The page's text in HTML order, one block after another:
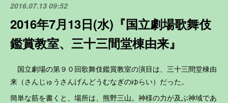
2016.07.13 09:52
2016年7月13日(水)『国立劇場歌舞伎
鑑賞教室、三十三間堂棟由来』
国立劇場の第９０回歌舞伎鑑賞教室の演目は、三十三間堂棟由
来（さんじゅうさんげんどうむなぎのゆらい）だった。
簡単な筋を書くと、場所は、熊野三山。神様の力が及ぶ神域であ